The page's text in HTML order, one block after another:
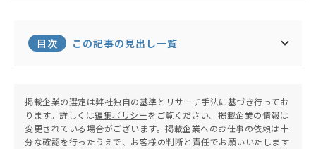
士（特許・コンテンツ・ブランド）、高度情報処理
技術者（情報セキュリティアドミニストレータ）。
目次 この記事の見出し一覧
掲載企業の選定は弊社独自の基準とリサーチ手法に基づき行ってお
ります。詳しくは編集ポリシーをご覧ください。掲載企業の情報は
変更されている場合がございます。掲載企業へのお仕事の依頼は十
分な確認を行ったうえで、お客様の判断と責任でお願いいたします